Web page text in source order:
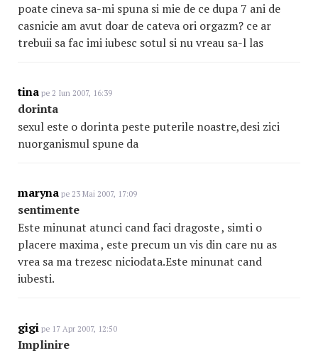
poate cineva sa-mi spuna si mie de ce dupa 7 ani de
casnicie am avut doar de cateva ori orgazm? ce ar
trebuii sa fac imi iubesc sotul si nu vreau sa-l las
tina pe 2 Iun 2007, 16:39
dorinta
sexul este o dorinta peste puterile noastre,desi zici
nuorganismul spune da
maryna pe 23 Mai 2007, 17:09
sentimente
Este minunat atunci cand faci dragoste , simti o
placere maxima , este precum un vis din care nu as
vrea sa ma trezesc niciodata.Este minunat cand
iubesti.
gigi pe 17 Apr 2007, 12:50
Implinire